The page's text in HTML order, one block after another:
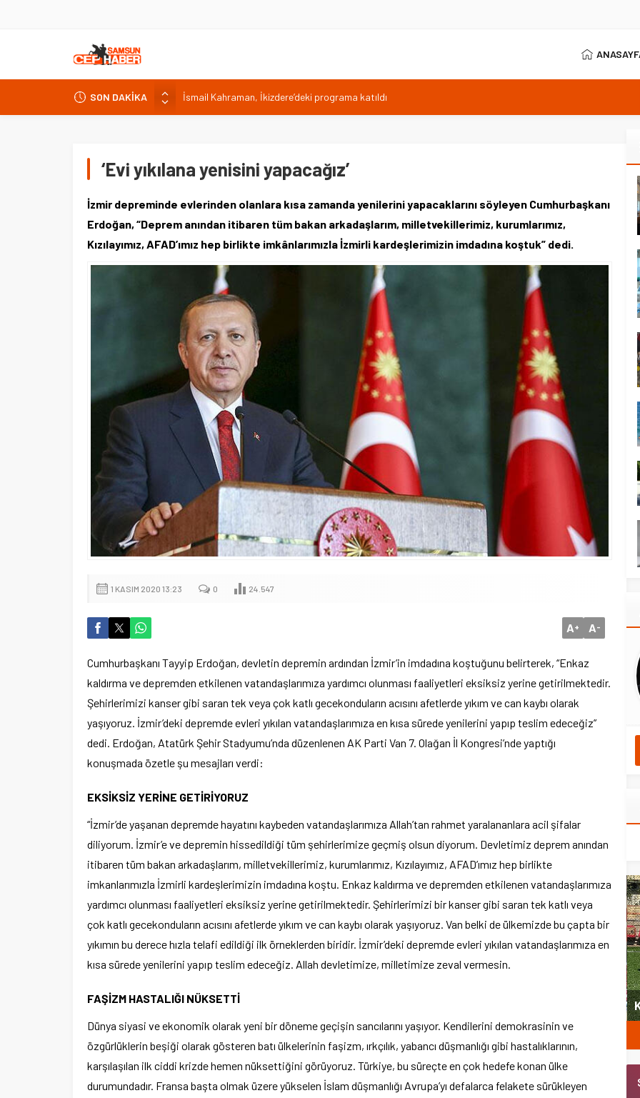
SON DAKİKA
İsmail Kahraman, İkizdere’deki programa katıldı
Malatya Havalimanı Eylülde Açılıyor, Kuzey Çevre Yolu Ekimde
Isparta’da bisiklet kupası heyecanı 371 sporcuyla sürüyor
‘Evi yıkılana yenisini yapacağız’
İzmir depreminde evlerinden olanlara kısa zamanda yenilerini yapacaklarını söyleyen Cumhurbaşkanı
Erdoğan, “Deprem anından itibaren tüm bakan arkadaşlarım, milletvekillerimiz, kurumlarımız,
Kızılayımız, AFAD’ımız hep birlikte imkânlarımızla İzmirli kardeşlerimizin imdadına koştuk” dedi.
1 KASIM 2020 13:23 0 24.547
A+ A-
Cumhurbaşkanı Tayyip Erdoğan, devletin depremin ardından İzmir’in imdadına koştuğunu belirterek, “Enkaz
kaldırma ve depremden etkilenen vatandaşlarımıza yardımcı olunması faaliyetleri eksiksiz yerine getirilmektedir.
Şehirlerimizi kanser gibi saran tek veya çok katlı gecekonduların acısını afetlerde yıkım ve can kaybı olarak
yaşıyoruz. İzmir’deki depremde evleri yıkılan vatandaşlarımıza en kısa sürede yenilerini yapıp teslim edeceğiz”
dedi. Erdoğan, Atatürk Şehir Stadyumu’nda düzenlenen AK Parti Van 7. Olağan İl Kongresi’nde yaptığı
konuşmada özetle şu mesajları verdi:
EKSİKSİZ YERİNE GETİRİYORUZ
“İzmir’de yaşanan depremde hayatını kaybeden vatandaşlarımıza Allah’tan rahmet yaralananlara acil şifalar
diliyorum. İzmir’e ve depremin hissedildiği tüm şehirlerimize geçmiş olsun diyorum. Devletimiz deprem anından
itibaren tüm bakan arkadaşlarım, milletvekillerimiz, kurumlarımız, Kızılayımız, AFAD’ımız hep birlikte
imkanlarımızla İzmirli kardeşlerimizin imdadına koştu. Enkaz kaldırma ve depremden etkilenen vatandaşlarımıza
yardımcı olunması faaliyetleri eksiksiz yerine getirilmektedir. Şehirlerimizi bir kanser gibi saran tek katlı veya
çok katlı gecekonduların acısını afetlerde yıkım ve can kaybı olarak yaşıyoruz. Van belki de ülkemizde bu çapta bir
yıkımın bu derece hızla telafi edildiği ilk örneklerden biridir. İzmir’deki depremde evleri yıkılan vatandaşlarımıza en
kısa sürede yenilerini yapıp teslim edeceğiz. Allah devletimize, milletimize zeval vermesin.
FAŞİZM HASTALIĞI NÜKSETTİ
Dünya siyasi ve ekonomik olarak yeni bir döneme geçişin sancılarını yaşıyor. Kendilerini demokrasinin ve
özgürlüklerin beşiği olarak gösteren batı ülkelerinin faşizm, ırkçılık, yabancı düşmanlığı gibi hastalıklarının,
karşılaşılan ilk ciddi krizde hemen nüksettiğini görüyoruz. Türkiye, bu süreçte en çok hedefe konan ülke
durumundadır. Fransa başta olmak üzere yükselen İslam düşmanlığı Avrupa’yı defalarca felakete sürükleyen
Ege Üniversitesi Spor Kulübüne yeni
merkez tahsis edildi